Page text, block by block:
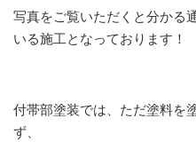
写真をご覧いただくと分かる
いる施工となっております！
付帯部塗装では、ただ塗料を
ず、